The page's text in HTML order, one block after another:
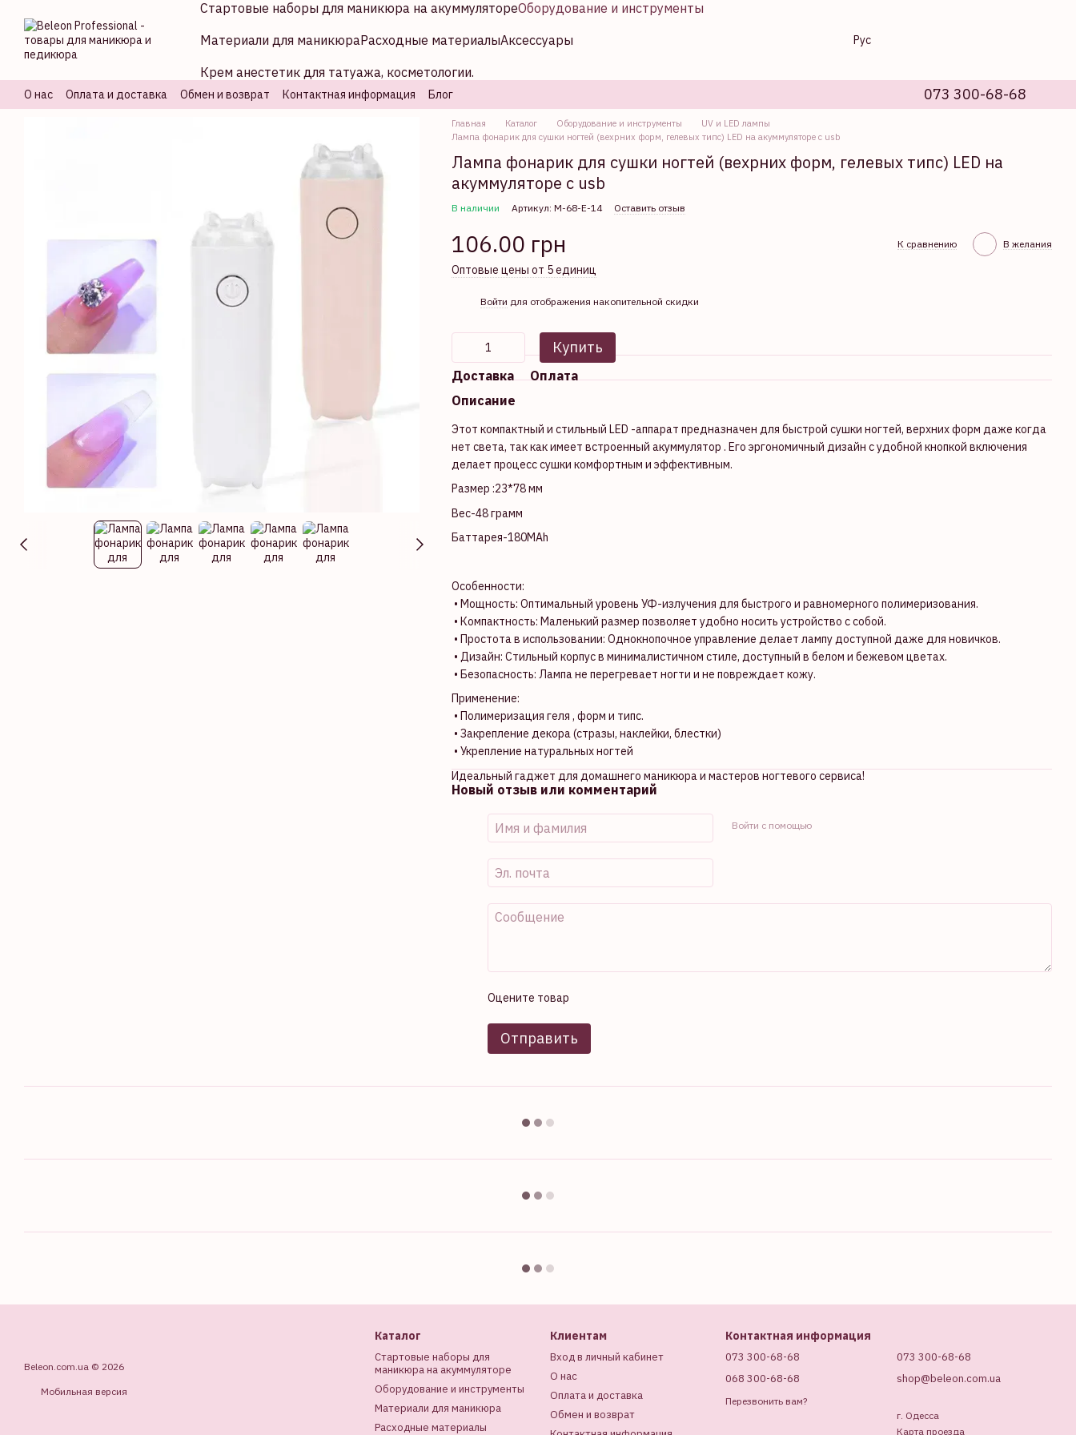
Стартовые наборы для маникюра на акуммулятореОборудование и инструменты
Материали для маникюраРасходные материалыАксессуары
Крем анестетик для татуажа, косметологии.
Рус
О нас Оплата и доставка Обмен и возврат Контактная информация Блог 073 300-68-68
Главная Каталог Оборудование и инструменты
UV и LED лампы
Лампа фонарик для сушки ногтей (вехрних форм, гелевых типс) LED на акуммуляторе с usb
Лампа фонарик для сушки ногтей (вехрних форм, гелевых типс) LED на
акуммуляторе с usb
В наличии Артикул: М-68-Е-14 Оставить отзыв
106.00 грн К сравнению В желания
Оптовые цены от 5 единиц
Войти для отображения накопительной скидки
Купить
Доставка
Оплата
Описание
Этот компактный и стильный LED -аппарат предназначен для быстрой сушки ногтей, верхних форм даже когда
нет света, так как имеет встроенный акуммулятор . Его эргономичный дизайн с удобной кнопкой включения
делает процесс сушки комфортным и эффективным.
Размер :23*78 мм
Вес-48 грамм
Баттарея-180MAh
Особенности:
• Мощность: Оптимальный уровень УФ-излучения для быстрого и равномерного полимеризования.
• Компактность: Маленький размер позволяет удобно носить устройство с собой.
• Простота в использовании: Однокнопочное управление делает лампу доступной даже для новичков.
• Дизайн: Стильный корпус в минималистичном стиле, доступный в белом и бежевом цветах.
• Безопасность: Лампа не перегревает ногти и не повреждает кожу.
Применение:
• Полимеризация геля , форм и типс.
• Закрепление декора (стразы, наклейки, блестки)
• Укрепление натуральных ногтей
Идеальный гаджет для домашнего маникюра и мастеров ногтевого сервиса!
Новый отзыв или комментарий
Войти с помощью
Оцените товар
Отправить
Beleon.com.ua © 2026
Мобильная версия
Каталог
Стартовые наборы для
маникюра на акуммуляторе
Оборудование и инструменты
Материали для маникюра
Расходные материалы
Клиентам
Вход в личный кабинет
О нас
Оплата и доставка
Обмен и возврат
Контактная информация
073 300-68-68
068 300-68-68
Перезвонить вам?
073 300-68-68
shop@beleon.com.ua
г. Одесса
Карта проезда